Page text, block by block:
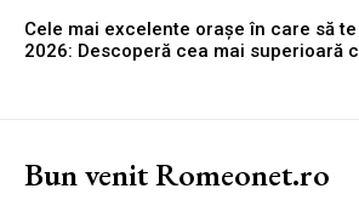
Cele mai excelente orașe în care să
2026: Descoperă cea mai superioară
Bun venit Romeonet.ro